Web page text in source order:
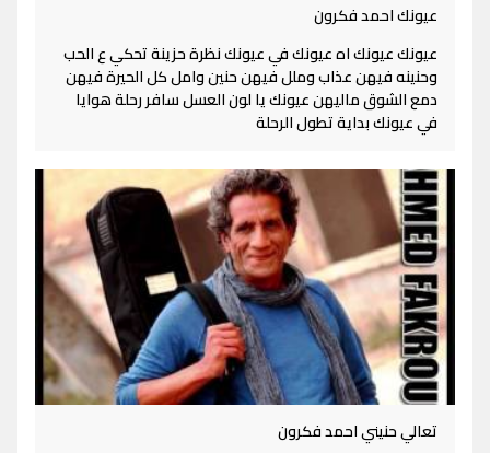
عيونك احمد فكرون
عيونك عيونك اه عيونك في عيونك نظرة حزينة تحكي ع الحب
وحنينه فيهن عذاب وملل فيهن حنين وامل كل الحيرة فيهن
دمع الشوق ماليهن عيونك يا لون العسل سافر رحلة هوايا
في عيونك بداية تطول الرحلة
تعالي حنيني احمد فكرون